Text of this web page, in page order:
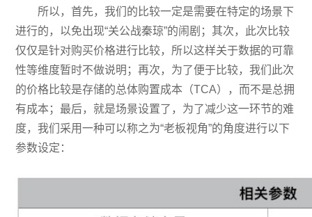
所以，首先，我们的比较一定是需要在特定的场景下
进行的，以免出现“关公战秦琼”的闹剧；其次，此次比较
仅仅是针对购买价格进行比较，所以这样关于数据的可靠
性等维度暂时不做说明；再次，为了便于比较，我们此次
的价格比较是存储的总体购置成本（TCA），而不是总拥
有成本；最后，就是场景设置了，为了减少这一环节的难
度，我们采用一种可以称之为“老板视角”的角度进行以下
参数设定：